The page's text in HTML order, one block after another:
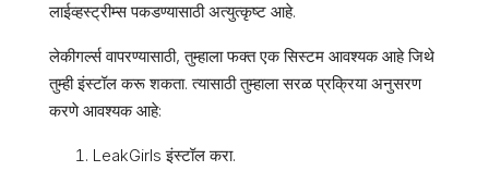
लाईव्हस्ट्रीम्स पकडण्यासाठी अत्युत्कृष्ट आहे.
लेकीगर्ल्स वापरण्यासाठी, तुम्हाला फक्त एक सिस्टम आवश्यक आहे जिथे
तुम्ही इंस्टॉल करू शकता. त्यासाठी तुम्हाला सरळ प्रक्रिया अनुसरण
करणे आवश्यक आहे:
LeakGirls इंस्टॉल करा.